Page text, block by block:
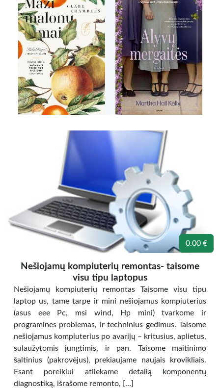
0.00 €
Nešiojamų kompiuterių remontas- taisome
visu tipu laptopus
Nešiojamų kompiuterių remontas Taisome visu tipu
laptop us, tame tarpe ir mini nešiojamus kompiuterius
(asus eee Pc, msi wind, Hp mini) tvarkome ir
programines problemas, ir techninius gedimus. Taisome
nešiojamus kompiuterius po avarijų – kritusius, aplietus,
sulaužytomis jungtimis, ir pan. Taisome maitinimo
šaltinius (pakrovėjus), prekiaujame naujais krovikliais.
Esant poreikiui atliekame detalią komponentų
diagnostiką, išrašome remonto, […]